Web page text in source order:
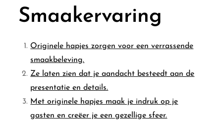
Smaakervaring
Originele hapjes zorgen voor een verrassende
smaakbeleving.
Ze laten zien dat je aandacht besteedt aan de
presentatie en details.
Met originele hapjes maak je indruk op je
gasten en creëer je een gezellige sfeer.